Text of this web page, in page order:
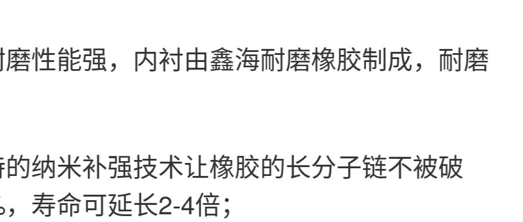
性能强，内衬由鑫海耐磨橡胶制成，耐磨
纳米补强技术让橡胶的长分子链不被破
寿命可延长2-4倍；